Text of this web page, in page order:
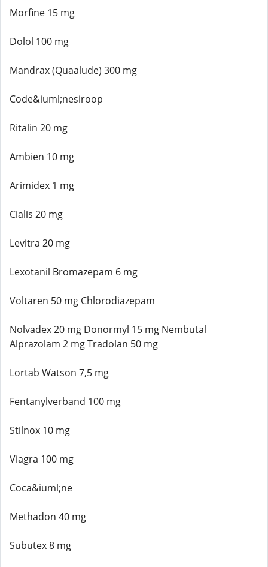
Morfine 15 mg
Dolol 100 mg
Mandrax (Quaalude) 300 mg
Code&iuml;nesiroop
Ritalin 20 mg
Ambien 10 mg
Arimidex 1 mg
Cialis 20 mg
Levitra 20 mg
Lexotanil Bromazepam 6 mg
Voltaren 50 mg Chlorodiazepam
Nolvadex 20 mg Donormyl 15 mg Nembutal
Alprazolam 2 mg Tradolan 50 mg
Lortab Watson 7,5 mg
Fentanylverband 100 mg
Stilnox 10 mg
Viagra 100 mg
Coca&iuml;ne
Methadon 40 mg
Subutex 8 mg